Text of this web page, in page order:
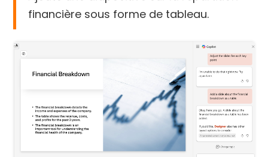
financière sous forme de tableau.